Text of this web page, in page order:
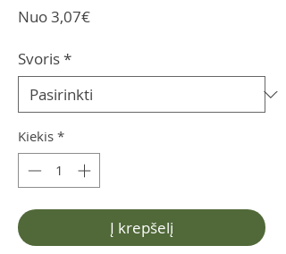
Nuo3,07€Pardavimo
Svoris*
Kiekis *
Į krepšelį